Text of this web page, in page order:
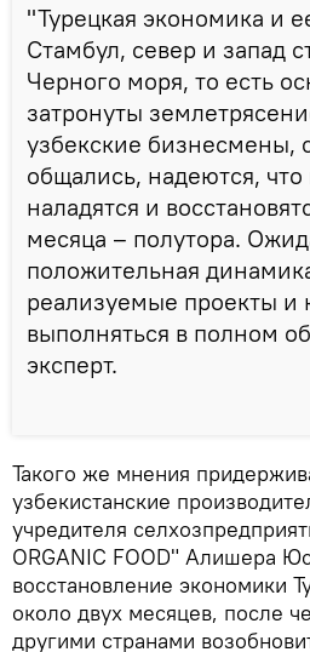
"Турецкая экономика и
Стамбул, север и запад
Черного моря, то есть
затронуты
узбекские бизнесмены,
общались, надеются, что
наладятся и
месяца – полутора.
положительная
реализуемые проекты и
выполняться в полном
эксперт.
Такого же мнения
узбекистанские
учредителя
ORGANIC FOOD" Алишера
восстановление экономики
около двух месяцев, после
другими странами